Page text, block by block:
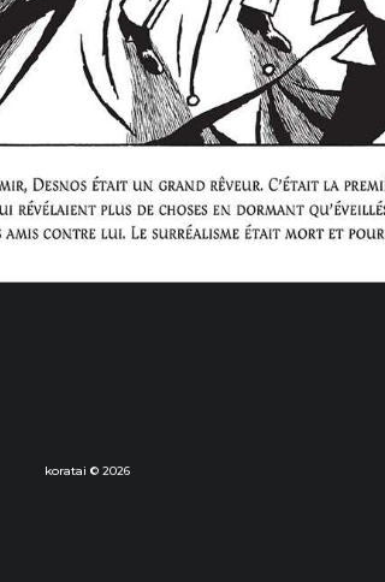
koratai © 2026